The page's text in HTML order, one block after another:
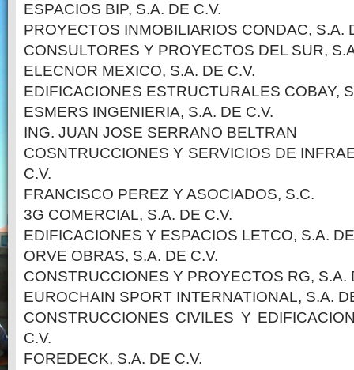
ESPACIOS BIP, S.A. DE C.V.
PROYECTOS INMOBILIARIOS CONDAC, S.A.
CONSULTORES Y PROYECTOS DEL SUR,
ELECNOR MEXICO, S.A. DE C.V.
EDIFICACIONES ESTRUCTURALES COBAY,
ESMERS INGENIERIA, S.A. DE C.V.
ING. JUAN JOSE SERRANO BELTRAN
COSNTRUCCIONES Y SERVICIOS DE
C.V.
FRANCISCO PEREZ Y ASOCIADOS, S.C.
3G COMERCIAL, S.A. DE C.V.
EDIFICACIONES Y ESPACIOS LETCO, S.A.
ORVE OBRAS, S.A. DE C.V.
CONSTRUCCIONES Y PROYECTOS RG, S.A.
EUROCHAIN SPORT INTERNATIONAL, S.A.
CONSTRUCCIONES CIVILES Y
C.V.
FOREDECK, S.A. DE C.V.